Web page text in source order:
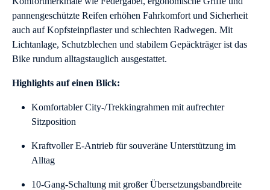
pannengeschützte Reifen erhöhen Fahrkomfort und Sicherheit
auch auf Kopfsteinpflaster und schlechten Radwegen. Mit
Lichtanlage, Schutzblechen und stabilem Gepäckträger ist das
Bike rundum alltagstauglich ausgestattet.
Highlights auf einen Blick:
Komfortabler City-/Trekkingrahmen mit aufrechter
Sitzposition
Kraftvoller E-Antrieb für souveräne Unterstützung im
Alltag
10-Gang-Schaltung mit großer Übersetzungsbandbreite